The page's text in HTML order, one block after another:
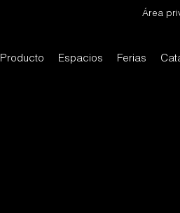
Área
Producto Espacios Ferias